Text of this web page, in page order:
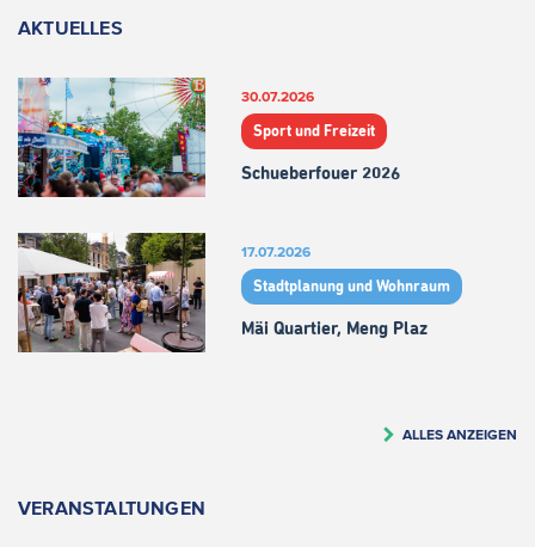
AKTUELLES
30.07.2026
Sport und Freizeit
Schueberfouer 2026
17.07.2026
Stadtplanung und Wohnraum
Mäi Quartier, Meng Plaz
ALLES ANZEIGEN
VERANSTALTUNGEN